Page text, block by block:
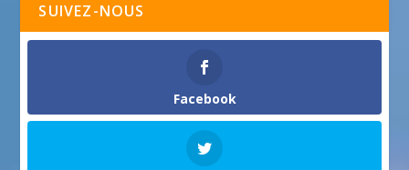
SUIVEZ-NOUS
Facebook